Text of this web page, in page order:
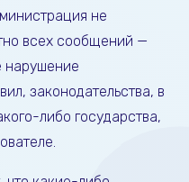
не
всех сообщений —
нарушение
законодательства, в
либо государства,